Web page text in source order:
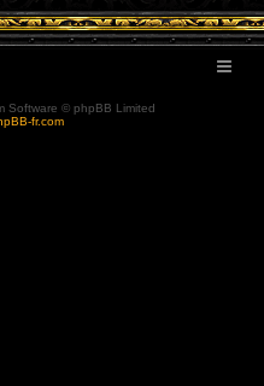
Software © phpBB Limited
fr.com